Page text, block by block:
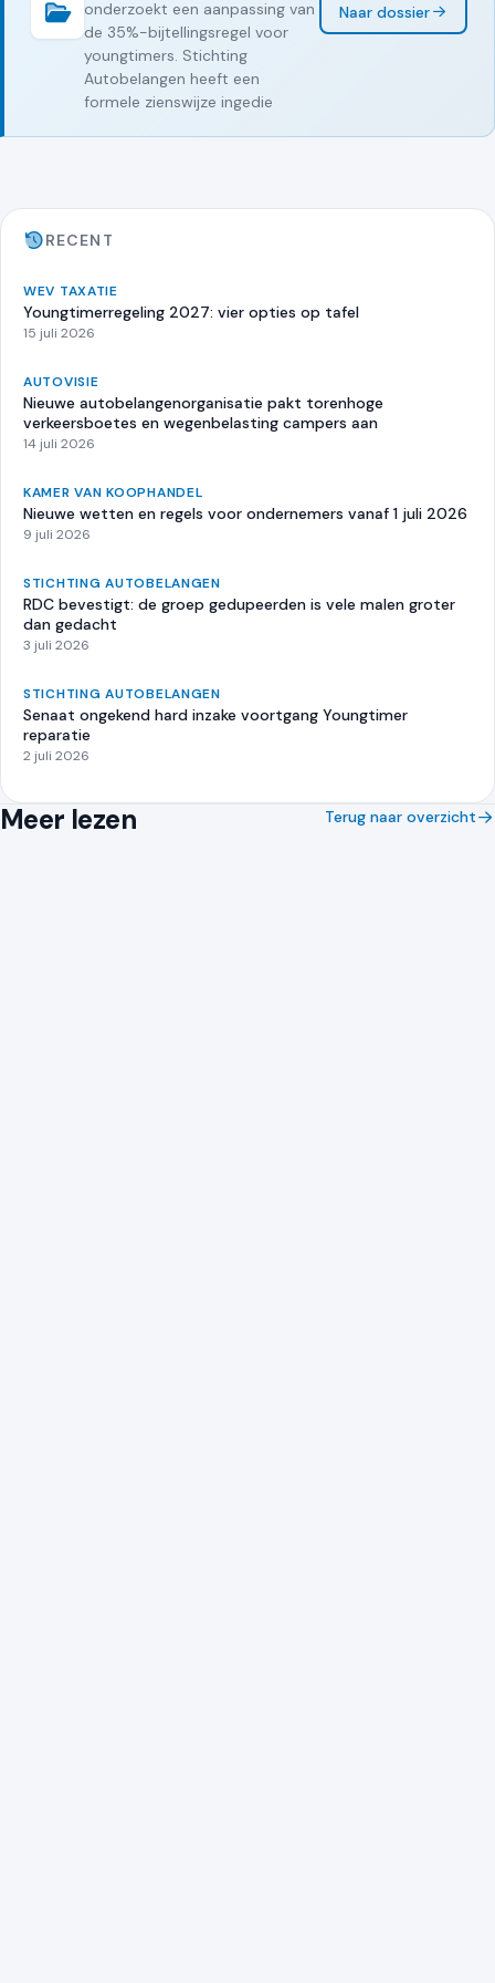
onderzoekt een aanpassing van
de 35%-bijtellingsregel voor
youngtimers. Stichting
Autobelangen heeft een
formele zienswijze ingedie
Naar dossier
RECENT
WEV TAXATIE
Youngtimerregeling 2027: vier opties op tafel
15 juli 2026
AUTOVISIE
Nieuwe autobelangenorganisatie pakt torenhoge
verkeersboetes en wegenbelasting campers aan
14 juli 2026
KAMER VAN KOOPHANDEL
Nieuwe wetten en regels voor ondernemers vanaf 1 juli 2026
9 juli 2026
STICHTING AUTOBELANGEN
RDC bevestigt: de groep gedupeerden is vele malen groter
dan gedacht
3 juli 2026
STICHTING AUTOBELANGEN
Senaat ongekend hard inzake voortgang Youngtimer
reparatie
2 juli 2026
Meer lezen Terug naar overzicht